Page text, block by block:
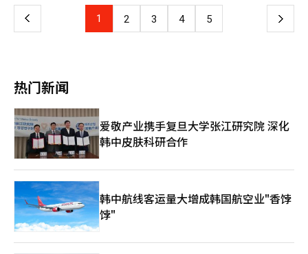
价值并不一定会在所有法律争议中得到反映。”※ 本报道经人工
智能（AI）系统翻译与编辑。
期间被推迟的婚礼在近两年集中举行，带动去年结婚登记数量明显
增长，而生育通常会滞后结婚约1至2年，婚姻回暖效应正逐步体现
等人口结构因素影响，婚姻数量增长能否持续仍存在较大不确定
等方面推出更多长期政策，切实降低青年群体结婚和生育成本，从
根本上改善低生育率问题。
企业（68.6%），在使用育儿假方面感到更大的困难。女性非正式
员工中，无法使用育儿假的比例高达70.2%。 调查还显示，41.6%
52%的人表示无法自由使用家庭照顾假和休假，这一比例高于育儿
和产假。女性和非正式员工的负面反馈同样显著。 调查结果公布
后，网络社区和社交媒体上对职场文化的批评声不断。网友们表
示：“即使有制度，如果无法使用也等于没有”，“一旦提到要请
育儿假，便开始感到压力”，“公司鼓励生育，却又不让员工休
假”，引发了广泛共鸣。 许多网友对此表示认同，认为“这是法
律保障的权利，但团队氛围却让人顾虑重重”，“如果上司表现出
不满，填写申请表就会感到无比艰难”，“担心请育儿假后会失去
工作”。育儿假被视为个人权利的同时，也被认为是需要看公司脸
色的“请求”。 关于非正式员工和小企业员工的现实情况，网友
们也发表了看法。有网友指出：“大企业的制度尚能运作，但小公
司一旦有人请假，其他人就会感到压力”，“合同工提及育儿假本
身就可能被视为放弃续约”，“在5人以下的企业中，老板的态度
上 1 2 3 4 5 下
热门新闻
爱敬产业携手复旦大学张江研究院 深化
韩中皮肤科研合作
韩中航线客运量大增成韩国航空业"香饽
饽"